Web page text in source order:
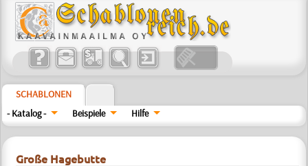
SCHABLONEN
- Katalog -
Beispiele Hilfe
Große Hagebutte